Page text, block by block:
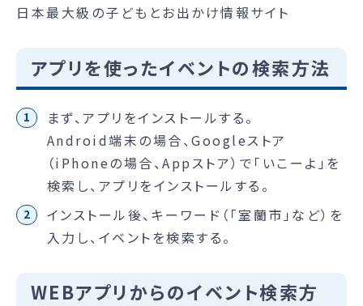
日本最大級の子どもとお出かけ情報サイト
アプリを使ったイベントの検索方法
まず、アプリをインストールする。
Android端末の場合、Googleストア
（iPhoneの場合、Appストア）で「いこーよ」を
検索し、アプリをインストールする。
インストール後、キーワード（「室蘭市」など）を
入力し、イベントを検索する。
WEBアプリからのイベント検索方